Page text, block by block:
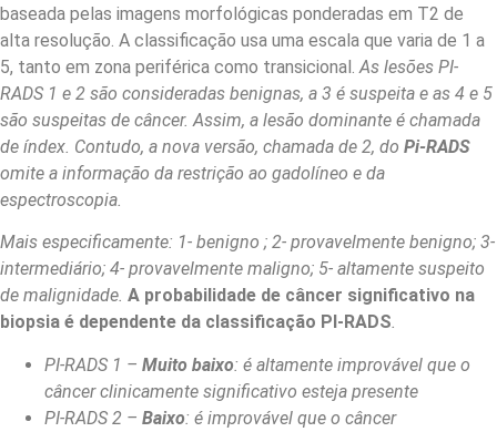
baseada pelas imagens morfológicas ponderadas em T2 de
alta resolução. A classificação usa uma escala que varia de 1 a
5, tanto em zona periférica como transicional. As lesões PI-
RADS 1 e 2 são consideradas benignas, a 3 é suspeita e as 4 e 5
são suspeitas de câncer. Assim, a lesão dominante é chamada
de índex. Contudo, a nova versão, chamada de 2, do Pi-RADS
omite a informação da restrição ao gadolíneo e da
espectroscopia.
Mais especificamente: 1- benigno ; 2- provavelmente benigno; 3-
intermediário; 4- provavelmente maligno; 5- altamente suspeito
de malignidade. A probabilidade de câncer significativo na
biopsia é dependente da classificação PI-RADS.
PI-RADS 1 – Muito baixo: é altamente improvável que o
câncer clinicamente significativo esteja presente
PI-RADS 2 – Baixo: é improvável que o câncer